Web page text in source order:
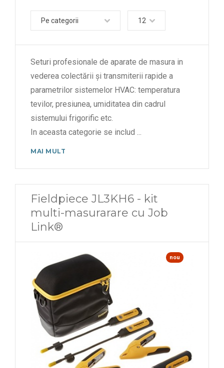
Pe categorii 12
Seturi profesionale de aparate de masura in
vederea colectării și transmiterii rapide a
parametrilor sistemelor HVAC: temperatura
tevilor, presiunea, umiditatea din cadrul
sistemului frigorific etc.
In aceasta categorie se includ
MAI MULT
Fieldpiece JL3KH6 - kit
multi-masurarare cu Job
Link®
nou